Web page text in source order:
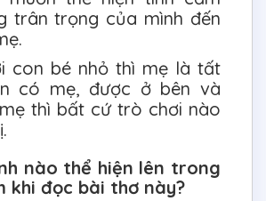
trân trọng của mình đến
con bé nhỏ thì mẹ là tất
có mẹ, được ở bên và
thì bất cứ trò chơi nào
nào thể hiện lên trong
khi đọc bài thơ này?